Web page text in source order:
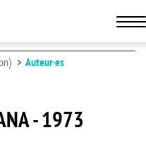
Auteur·es
- 1973